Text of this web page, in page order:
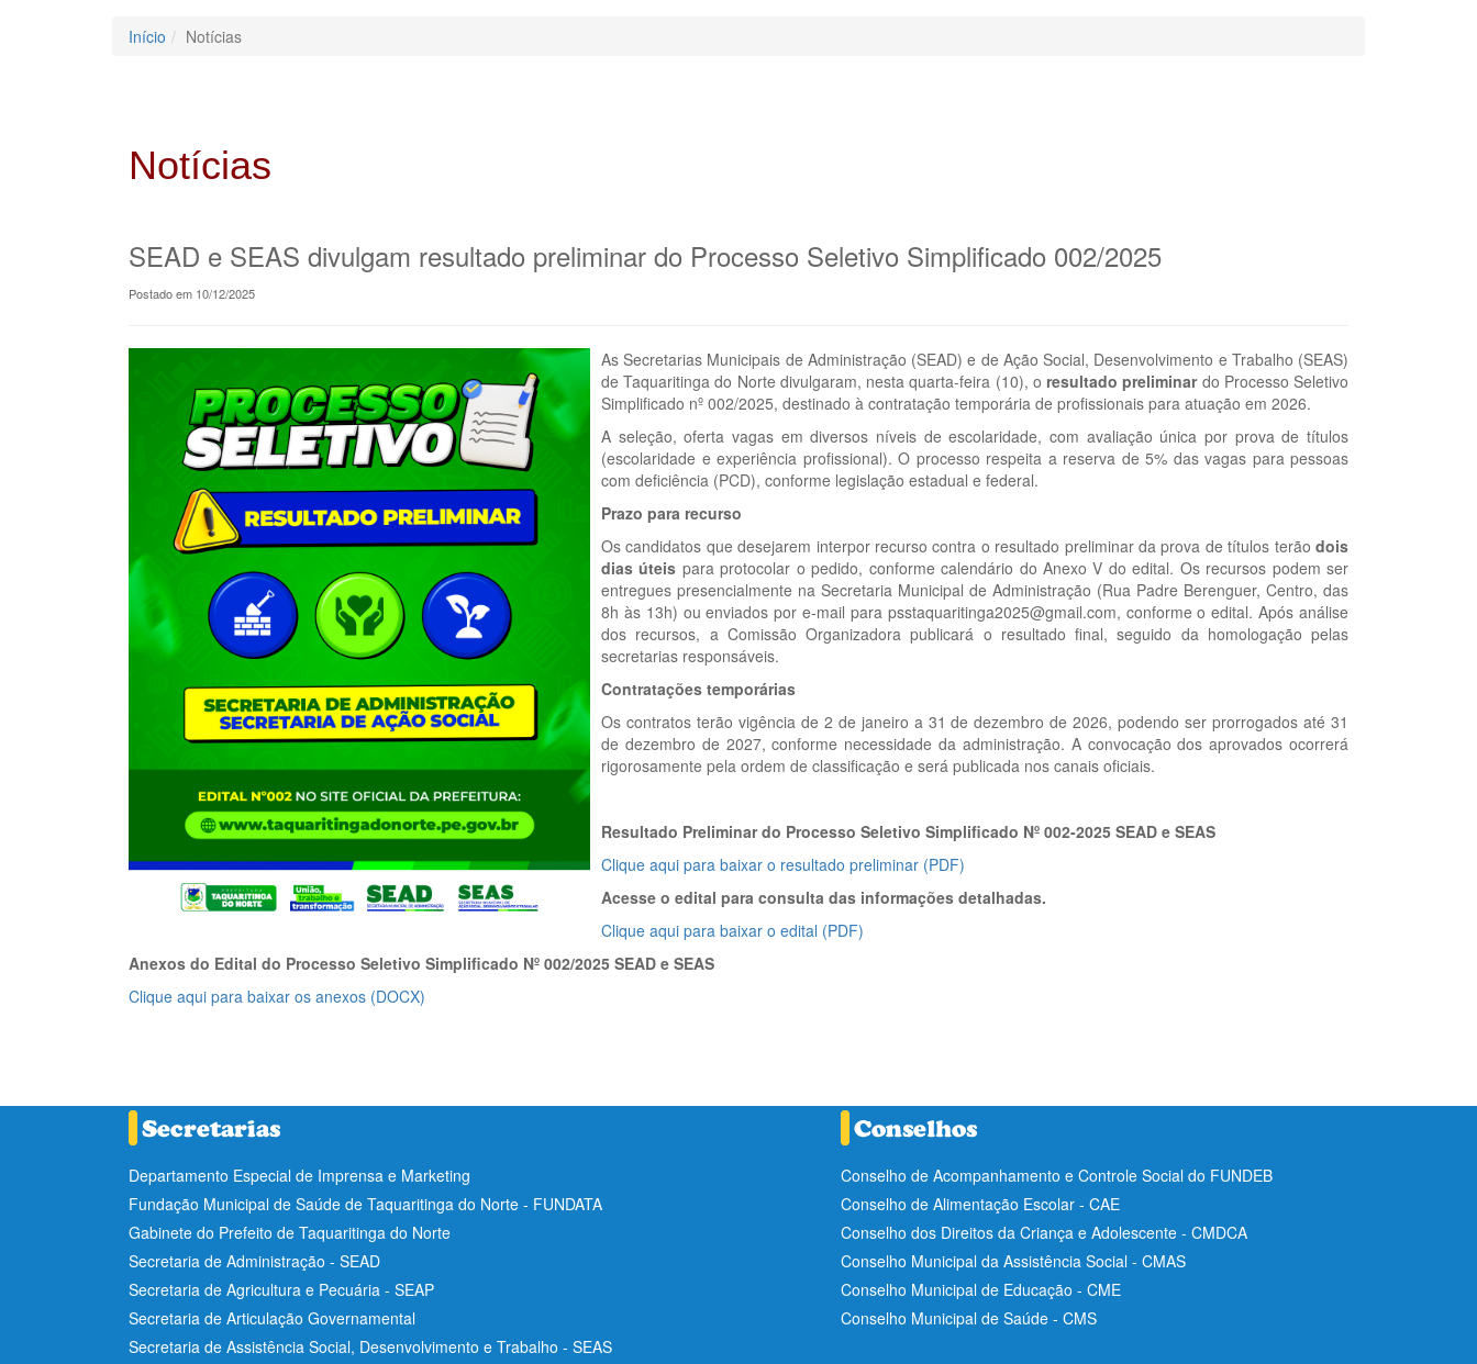
Início Notícias
Notícias
SEAD e SEAS divulgam resultado preliminar do Processo Seletivo Simplificado 002/2025
Postado em 10/12/2025
As Secretarias Municipais de Administração (SEAD) e de Ação Social, Desenvolvimento e Trabalho (SEAS)
de Taquaritinga do Norte divulgaram, nesta quarta-feira (10), o resultado preliminardo Processo Seletivo
Simplificado nº 002/2025, destinado à contratação temporária de profissionais para atuação em 2026.
A seleção, oferta vagas em diversos níveis de escolaridade, com avaliação única por prova de títulos
(escolaridade e experiência profissional). O processo respeita a reserva de 5% das vagas para pessoas
com deficiência (PCD), conforme legislação estadual e federal.
Prazo para recurso
Os candidatos que desejarem interpor recurso contra o resultado preliminar da prova de títulos terão dois
dias úteis para protocolar o pedido, conforme calendário do Anexo V do edital. Os recursos podem ser
entregues presencialmente na Secretaria Municipal de Administração (Rua Padre Berenguer, Centro, das
8h às 13h) ou enviados por e-mail para psstaquaritinga2025@gmail.com, conforme o edital. Após análise
dos recursos, a Comissão Organizadora publicará o resultado final, seguido da homologação pelas
secretarias responsáveis.
Contratações temporárias
Os contratos terão vigência de 2 de janeiro a 31 de dezembro de 2026, podendo ser prorrogados até 31
de dezembro de 2027, conforme necessidade da administração. A convocação dos aprovados ocorrerá
rigorosamente pela ordem de classificação e será publicada nos canais oficiais.
Resultado Preliminar do Processo Seletivo Simplificado Nº 002-2025 SEAD e SEAS
Clique aqui para baixar o resultado preliminar (PDF)
Acesse o edital para consulta das informações detalhadas.
Clique aqui para baixar o edital (PDF)
Anexos do Edital do Processo Seletivo Simplificado Nº 002/2025 SEAD e SEAS
Clique aqui para baixar os anexos (DOCX)
Departamento Especial de Imprensa e Marketing
Fundação Municipal de Saúde de Taquaritinga do Norte - FUNDATA
Gabinete do Prefeito de Taquaritinga do Norte
Secretaria de Administração - SEAD
Secretaria de Agricultura e Pecuária - SEAP
Secretaria de Articulação Governamental
Secretaria de Assistência Social, Desenvolvimento e Trabalho - SEAS
Conselho de Acompanhamento e Controle Social do FUNDEB
Conselho de Alimentação Escolar - CAE
Conselho dos Direitos da Criança e Adolescente - CMDCA
Conselho Municipal da Assistência Social - CMAS
Conselho Municipal de Educação - CME
Conselho Municipal de Saúde - CMS